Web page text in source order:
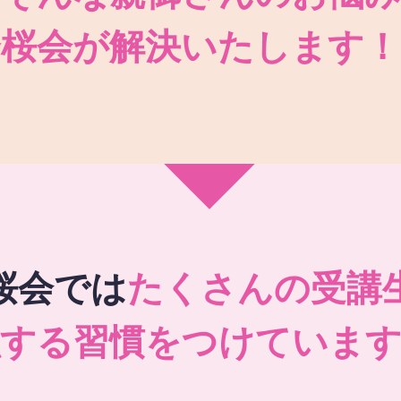
会が解決いたします！
会ではたくさんの受講
る習慣をつけています